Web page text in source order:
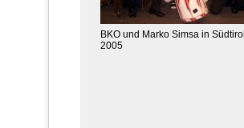
BKO und Marko Simsa in Südtirol
2005